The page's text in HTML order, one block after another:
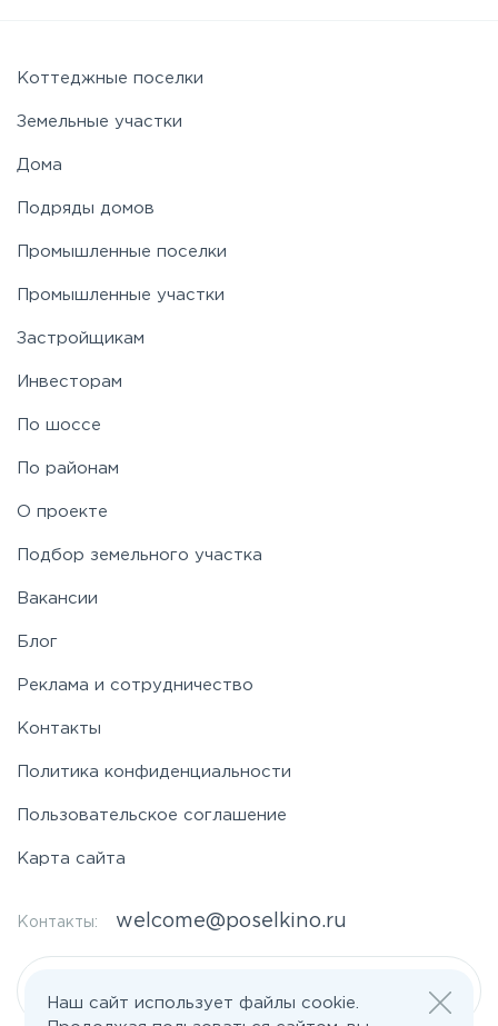
Симферопольское
Фряновское
Ярославское
Коттеджные поселки
Земельные участки
Дома
Подряды домов
Промышленные поселки
Промышленные участки
Застройщикам
Инвесторам
По шоссе
По районам
О проекте
Подбор земельного участка
Вакансии
Блог
Реклама и сотрудничество
Контакты
Политика конфиденциальности
Пользовательское соглашение
Карта сайта
Контакты: welcome@poselkino.ru
Наш сайт использует файлы cookie.